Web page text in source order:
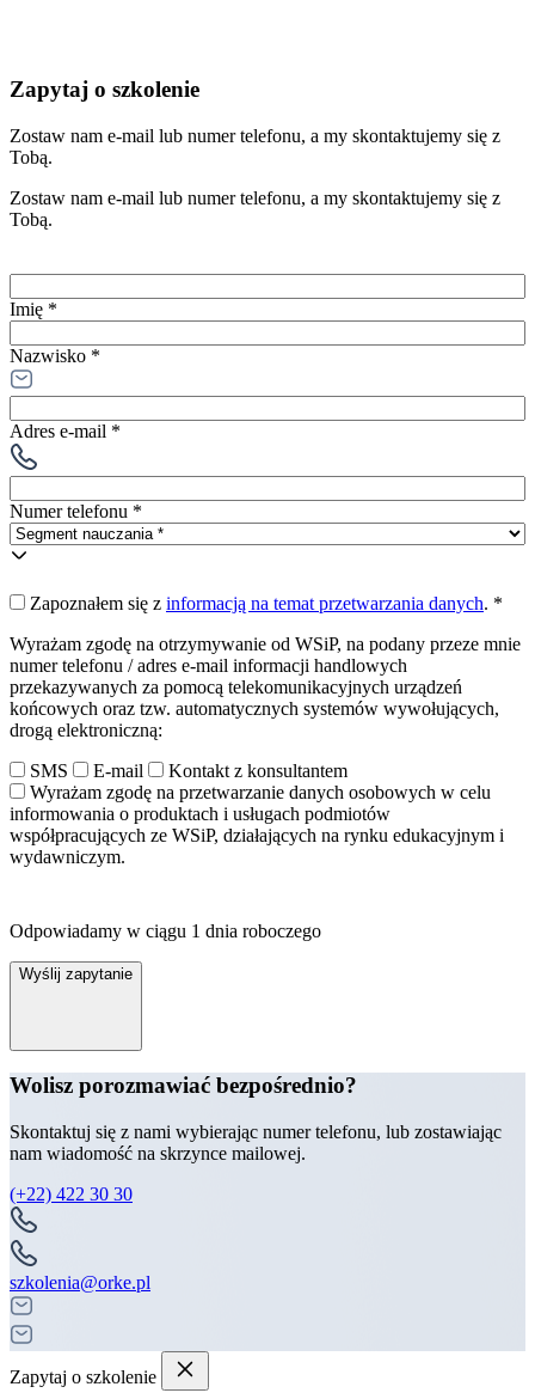
Zapytaj o szkolenie
Zostaw nam e-mail lub numer telefonu, a my skontaktujemy się z
Tobą.
Zostaw nam e-mail lub numer telefonu, a my skontaktujemy się z
Tobą.
Imię *
Nazwisko *
Adres e-mail *
Numer telefonu *
Zapoznałem się z informacją na temat przetwarzania danych. *
Wyrażam zgodę na otrzymywanie od WSiP, na podany przeze mnie
numer telefonu / adres e-mail informacji handlowych
przekazywanych za pomocą telekomunikacyjnych urządzeń
końcowych oraz tzw. automatycznych systemów wywołujących,
drogą elektroniczną:
SMS
E-mail
Kontakt z konsultantem
Wyrażam zgodę na przetwarzanie danych osobowych w celu
informowania o produktach i usługach podmiotów
współpracujących ze WSiP, działających na rynku edukacyjnym i
wydawniczym.
Odpowiadamy w ciągu 1 dnia roboczego
Wyślij zapytanie
Wolisz porozmawiać bezpośrednio?
Skontaktuj się z nami wybierając numer telefonu, lub zostawiając
nam wiadomość na skrzynce mailowej.
(+22) 422 30 30
szkolenia@orke.pl
Zapytaj o szkolenie